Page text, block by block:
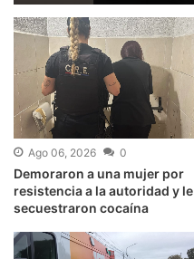
Ago 06, 2026 0
Demoraron a una mujer por
resistencia a la autoridad y le
secuestraron cocaína